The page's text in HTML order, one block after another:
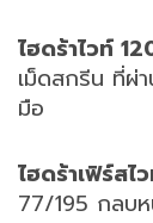
ไฮดร้าไวท์
เม็ดสกรีน ที่ผ่
มือ
ไฮดร้าเฟิร์สไ
77/195 กลบห